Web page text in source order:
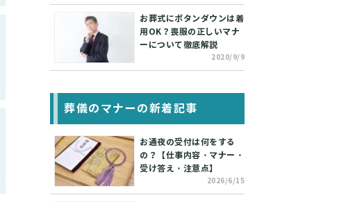
お葬式にボタンダウンは着
用OK？喪服の正しいマナ
ーについて徹底解説
2020/9/9
葬儀のマナーの新着記事
お通夜の受付は何をする
の？【仕事内容・マナー・
受け答え・注意点】
2026/6/15